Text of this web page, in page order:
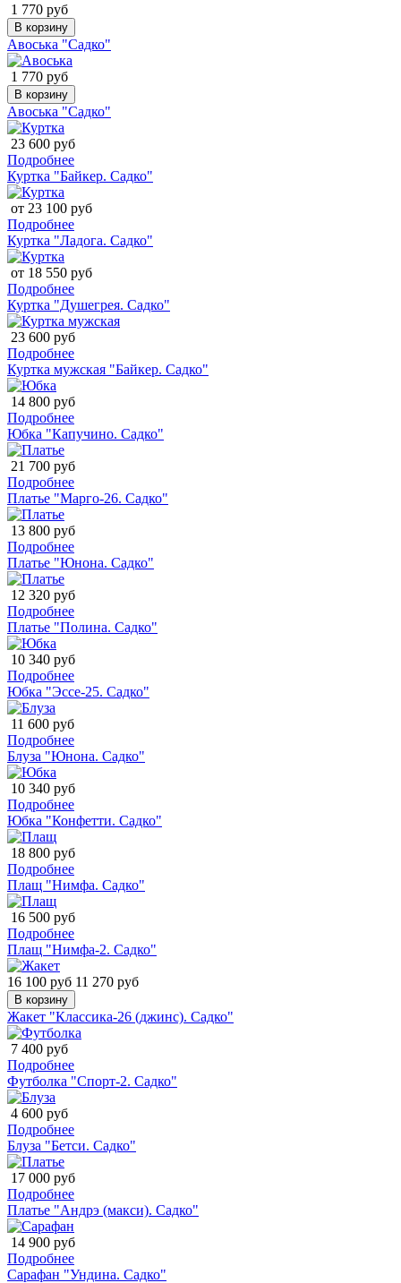
1 770 руб
В корзину
Авоська "Садко"
1 770 руб
В корзину
Авоська "Садко"
23 600 руб
Подробнее
Куртка "Байкер. Садко"
от 23 100 руб
Подробнее
Куртка "Ладога. Садко"
от 18 550 руб
Подробнее
Куртка "Душегрея. Садко"
23 600 руб
Подробнее
Куртка мужская "Байкер. Садко"
14 800 руб
Подробнее
Юбка "Капучино. Садко"
21 700 руб
Подробнее
Платье "Марго-26. Садко"
13 800 руб
Подробнее
Платье "Юнона. Садко"
12 320 руб
Подробнее
Платье "Полина. Садко"
10 340 руб
Подробнее
Юбка "Эссе-25. Садко"
11 600 руб
Подробнее
Блуза "Юнона. Садко"
10 340 руб
Подробнее
Юбка "Конфетти. Садко"
18 800 руб
Подробнее
Плащ "Нимфа. Садко"
16 500 руб
Подробнее
Плащ "Нимфа-2. Садко"
16 100 руб 11 270 руб
В корзину
Жакет "Классика-26 (джинс). Садко"
7 400 руб
Подробнее
Футболка "Спорт-2. Садко"
4 600 руб
Подробнее
Блуза "Бетси. Садко"
17 000 руб
Подробнее
Платье "Андрэ (макси). Садко"
14 900 руб
Подробнее
Сарафан "Ундина. Садко"